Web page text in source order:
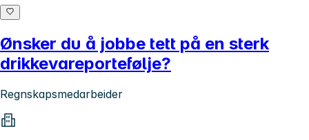
Ønsker du å jobbe tett på en sterk
drikkevareportefølje?
Regnskapsmedarbeider